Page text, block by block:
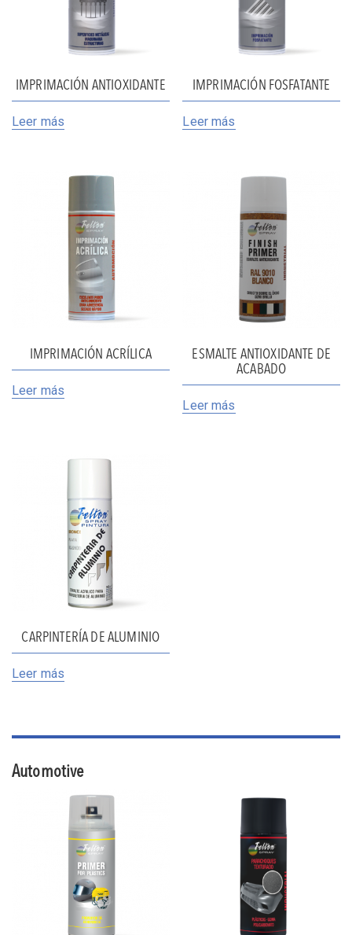
IMPRIMACIÓN ANTIOXIDANTE
Leer más
IMPRIMACIÓN FOSFATANTE
Leer más
IMPRIMACIÓN ACRÍLICA
Leer más
ESMALTE ANTIOXIDANTE DE
ACABADO
Leer más
CARPINTERÍA DE ALUMINIO
Leer más
Automotive